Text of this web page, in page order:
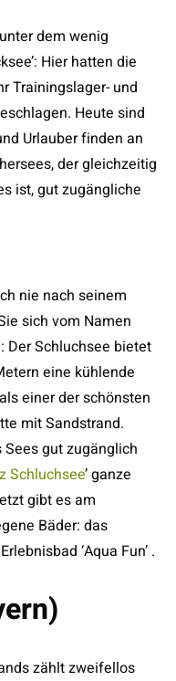
dem wenig
Hier hatten die
Trainingslager- und
Heute sind
Urlauber finden an
der gleichzeitig
ist, gut zugängliche
nie nach seinem
sich vom Namen
Der Schluchsee bietet
eine kühlende
einer der schönsten
mit Sandstrand.
gut zugänglich
Schluchsee’ ganze
gibt es am
Bäder: das
‘Aqua Fun’ .
zählt zweifellos